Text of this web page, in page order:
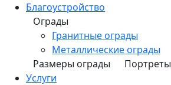
Благоустройство
Ограды
Гранитные ограды
Металлические ограды
Размеры ограды
Портреты
Услуги